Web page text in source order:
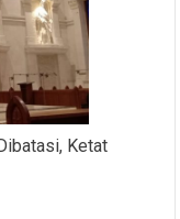
Ketat